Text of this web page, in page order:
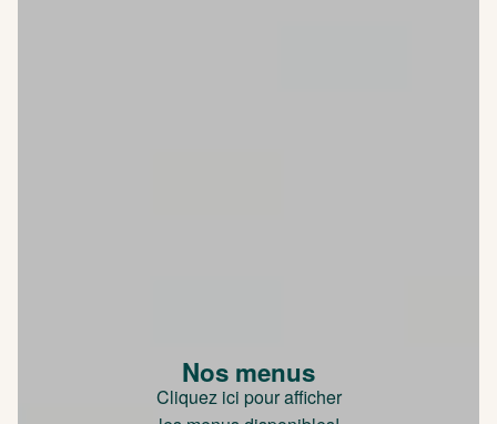
Nos menus
Cliquez ici pour afficher